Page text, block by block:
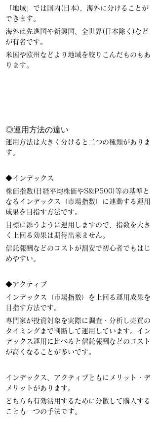
「地域」では国内(日本)、海外に分けることが
できます。
海外は先進国や新興国、全世界(日本除く)など
が有名です。
米国や欧州などより地域を絞りこんだものもあ
ります。
◎運用方法の違い
運用方法は大きく分けると二つの種類がありま
す。
◆インデックス
株価指数(日経平均株価やS&P500)等の基準と
なるインデックス（市場指数）に連動する運用
成果を目指す方法です。
目標に添うように運用しますので、指数を大き
く上回る効果は期待出来ません。
信託報酬などのコストが割安で初心者でもはじ
めやすい。
◆アクティブ
インデックス（市場指数）を上回る運用成果を
目指す方法です。
専門家が投資対象を実際に調査・分析し売買の
タイミングまで判断して運用しています。イン
デックス運用に比べると信託報酬などのコスト
が高くなることが多いです。
インデックス、アクティブともにメリット・デ
メリットがあります。
どちらも有効活用するために分散して購入する
ことも一つの手法です。